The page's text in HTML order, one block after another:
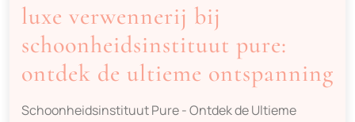
luxe verwennerij bij
schoonheidsinstituut pure:
ontdek de ultieme ontspanning
Schoonheidsinstituut Pure - Ontdek de Ultieme